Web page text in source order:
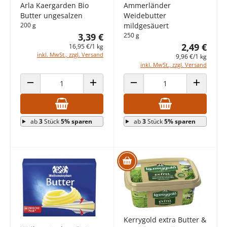
Arla Kaergarden Bio
Butter ungesalzen
200 g
3,39 €
16,95 €/1 kg
inkl. MwSt., zzgl. Versand
ANZAHL VERRINGERN ANZAHL ERHÖHEN
ab3Stück5% sparen
Ammerländer
Weidebutter
mildgesäuert
250 g
2,49 €
9,96 €/1 kg
inkl. MwSt., zzgl. Versand
ANZAHL VERRINGERN ANZAHL
ab3Stück5% sparen
Kerrygold extra Butter &